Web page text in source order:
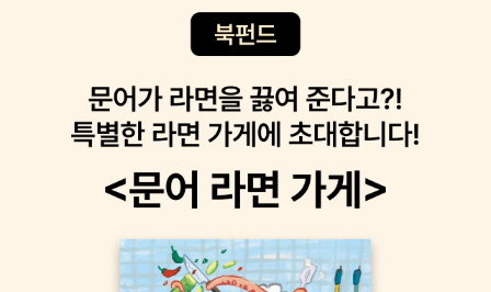
간이 지나서야 잠이 들었다.아이들에게 잠은 피하고 싶은 무언가 같
다.자고 일어나면 개운하고 기분이 좋긴 하지만잠들면 할 수 없는 다
래야 나의 시간이 주어진단다.ⓒ AmazingJ